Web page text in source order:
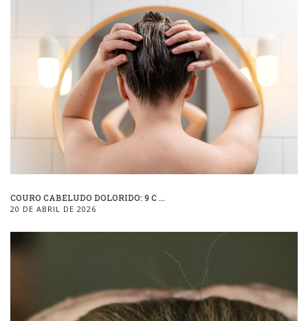
COURO CABELUDO DOLORIDO: 9 C ...
20 DE ABRIL DE 2026